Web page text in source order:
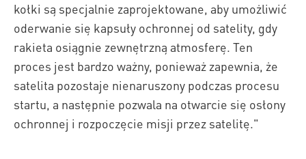
kołki są specjalnie zaprojektowane, aby umożliwić
oderwanie się kapsuły ochronnej od satelity, gdy
rakieta osiągnie zewnętrzną atmosferę. Ten
proces jest bardzo ważny, ponieważ zapewnia, że
satelita pozostaje nienaruszony podczas procesu
startu, a następnie pozwala na otwarcie się osłony
ochronnej i rozpoczęcie misji przez satelitę."